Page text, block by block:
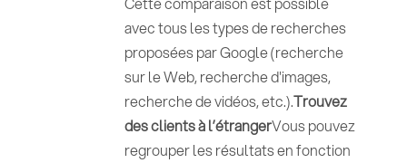
avec tous les types de recherches
proposées par Google (recherche
sur le Web, recherche d'images,
recherche de vidéos, etc.).Trouvez
des clients à l’étrangerVous pouvez
regrouper les résultats en fonction